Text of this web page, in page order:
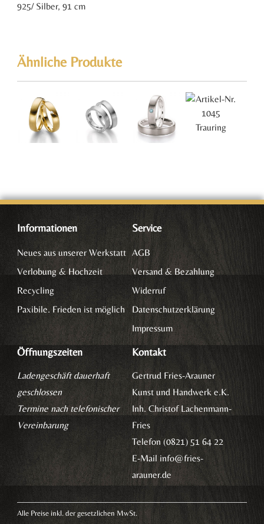
925/ Silber, 91 cm
Ähnliche Produkte
Informationen
Neues aus unserer Werkstatt
Verlobung & Hochzeit
Recycling
Paxibile. Frieden ist möglich
Service
AGB
Versand & Bezahlung
Widerruf
Datenschutzerklärung
Impressum
Öffnungszeiten
Ladengeschäft dauerhaft
geschlossen
Termine nach telefonischer
Vereinbarung
Kontakt
Gertrud Fries-Arauner
Kunst und Handwerk e.K.
Inh. Christof Lachenmann-
Fries
Telefon (0821) 51 64 22
E-Mail info@fries-
arauner.de
Alle Preise inkl. der gesetzlichen MwSt.